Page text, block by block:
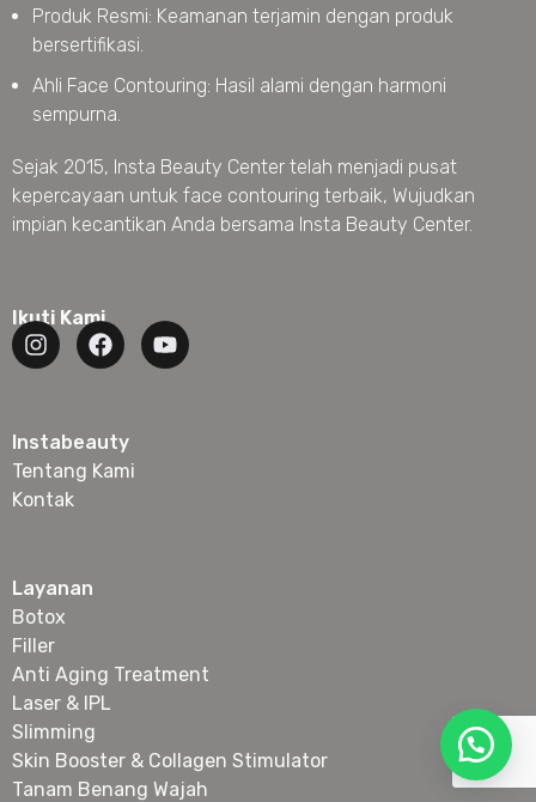
Produk Resmi: Keamanan terjamin dengan produk
bersertifikasi.
Ahli Face Contouring: Hasil alami dengan harmoni
sempurna.
Sejak 2015, Insta Beauty Center telah menjadi pusat
kepercayaan untuk face contouring terbaik, Wujudkan
impian kecantikan Anda bersama Insta Beauty Center.
Ikuti Kami
Instabeauty
Tentang Kami
Kontak
Layanan
Botox
Filler
Anti Aging Treatment
Laser & IPL
Slimming
Skin Booster & Collagen Stimulator
Tanam Benang Wajah